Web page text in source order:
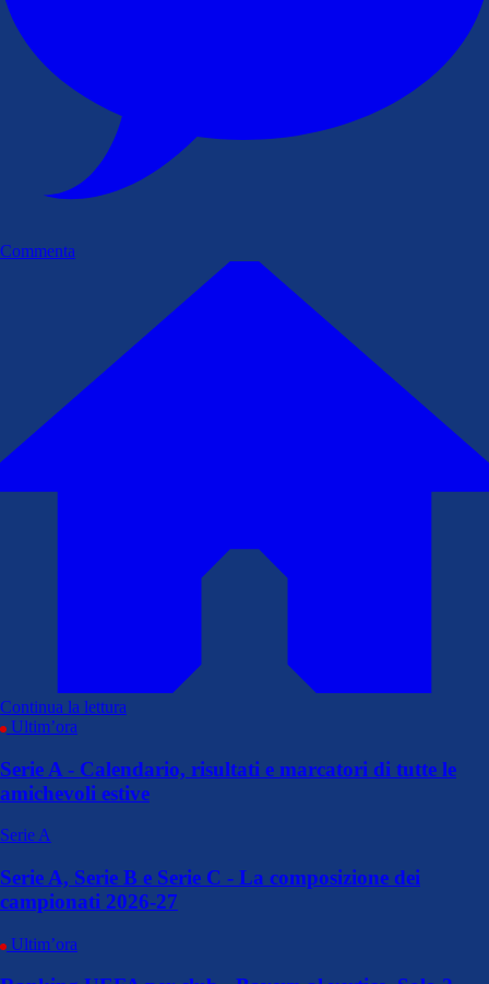
Commenta
Continua la lettura
Ultim’ora
Serie A - Calendario, risultati e marcatori di tutte le
amichevoli estive
Serie A
Serie A, Serie B e Serie C - La composizione dei
campionati 2026-27
Ultim’ora